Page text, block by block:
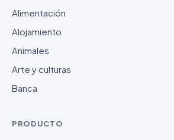
Alimentación
Alojamiento
Animales
Arte y culturas
Banca
PRODUCTO